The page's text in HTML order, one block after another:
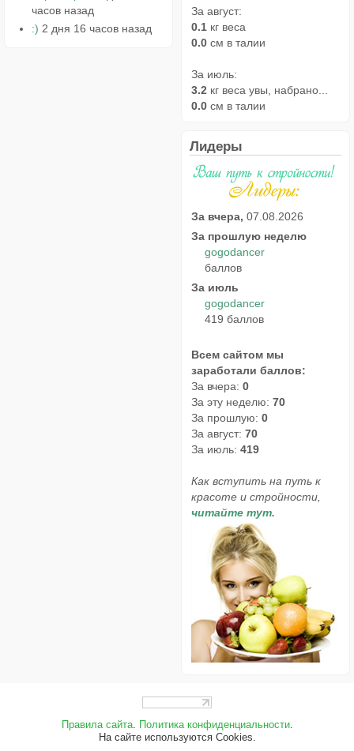
часов назад
:) 2 дня 16 часов назад
За август:
0.1 кг веса
0.0 см в талии
За июль:
3.2 кг веса увы, набрано...
0.0 см в талии
Лидеры
За вчера, 07.08.2026
За прошлую неделю
gogodancer
баллов
За июль
gogodancer
419 баллов
Всем сайтом мы
заработали баллов:
За вчера: 0
За эту неделю: 70
За прошлую: 0
За август: 70
За июль: 419
Как вступить на путь к
красоте и стройности,
читайте тут.
Правила сайта. Политика конфиденциальности.
На сайте используются Cookies.